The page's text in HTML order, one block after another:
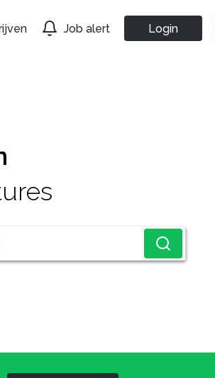
Job alert Login